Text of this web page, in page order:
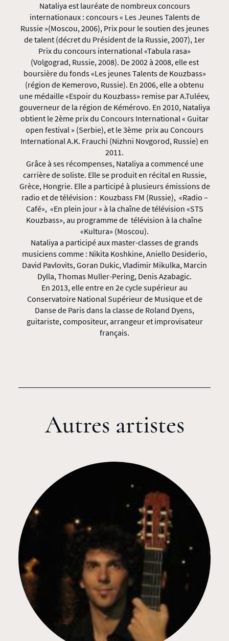
Nataliya est lauréate de nombreux concours
internationaux : concours « Les Jeunes Talents de
Russie »(Moscou, 2006), Prix pour le soutien des jeunes
de talent (décret du Président de la Russie, 2007), 1er
Prix du concours international «Tabula rasa»
(Volgograd, Russie, 2008). De 2002 à 2008, elle est
boursière du fonds «Les jeunes Talents de Kouzbass»
(région de Kemerovo, Russie). En 2006, elle a obtenu
une médaille «Espoir du Kouzbass» remise par A.Tuléev,
gouverneur de la région de Kémérovo. En 2010, Nataliya
obtient le 2ème prix du Concours International « Guitar
open festival » (Serbie), et le 3ème prix au Concours
International A.K. Frauchi (Nizhni Novgorod, Russie) en
2011.
Grâce à ses récompenses, Nataliya a commencé une
carrière de soliste. Elle se produit en récital en Russie,
Grèce, Hongrie. Elle a participé à plusieurs émissions de
radio et de télévision : Kouzbass FM (Russie), «Radio –
Café», «En plein jour » à la chaîne de télévision «STS
Kouzbass», au programme de télévision à la chaîne
«Kultura» (Moscou).
Nataliya a participé aux master-classes de grands
musiciens comme : Nikita Koshkine, Aniello Desiderio,
David Pavlovits, Goran Dukic, Vladimir Mikulka, Marcin
Dylla, Thomas Muller-Pering, Denis Azabagic.
En 2013, elle entre en 2e cycle supérieur au
Conservatoire National Supérieur de Musique et de
Danse de Paris dans la classe de Roland Dyens,
guitariste, compositeur, arrangeur et improvisateur
français.
Autres artistes